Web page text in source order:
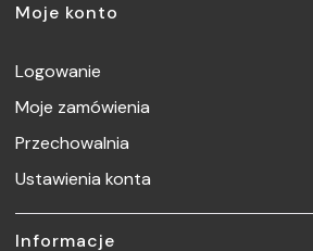
Moje konto
Logowanie
Moje zamówienia
Przechowalnia
Ustawienia konta
Informacje